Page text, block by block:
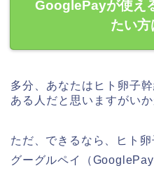
GooglePayが使え
たい方
多分、あなたはヒト卵子
ある人だと思いますがい
ただ、できるなら、ヒト
グーグルペイ（